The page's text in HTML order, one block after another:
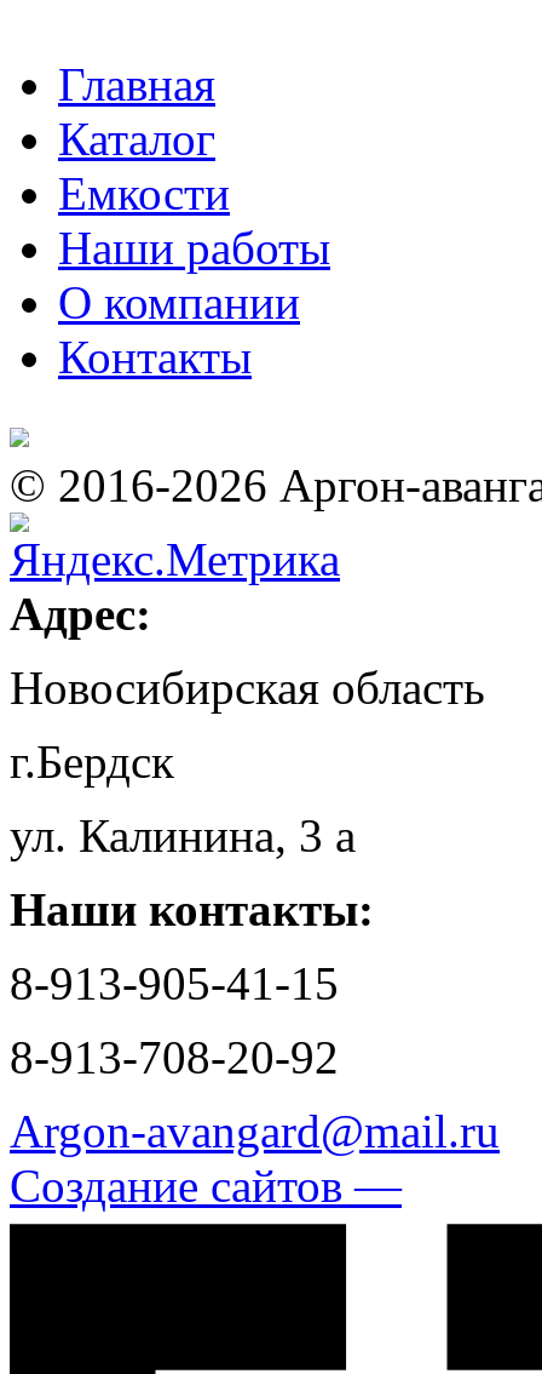
Главная
Каталог
Емкости
Наши работы
О компании
Контакты
© 2016-2026 Аргон-
Адрес:
Новосибирская область
г.Бердск
ул. Калинина, 3 а
Наши контакты:
8-913-905-41-15
8-913-708-20-92
Argon-avangard@mail.ru
Создание сайтов —